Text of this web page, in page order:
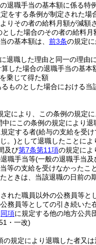
退職手当の基本額に係る特
をする条例が制定された
りその者の給料月額が減額
した場合のその者の給料
の基本額は、 前3条の規定に
職した理由と同一の理由
した場合の退職手当の基本
乗じて得た額
ものとした場合における
定により、この条例の規定
中にこの条例の規定により
定する者(給与の支給を受
。)として退職したことによ
及び第7条第11項の規定によ
職手当等(一般の退職手当及
等の支給を受けなかったこ
ときは、当該退職の日前の
れた職員以外の公務員等と
務員等としての引き続いた
同項に規定する他の地方公共
・一改)
の規定により退職した者又